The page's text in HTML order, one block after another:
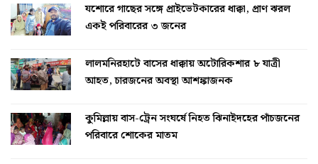
যশোরে গাছের সঙ্গে প্রাইভেটকারের ধাক্কা, প্রাণ ঝরল
একই পরিবারের ৩ জনের
লালমনিরহাটে বাসের ধাক্কায় অটোরিকশার ৮ যাত্রী
আহত, চারজনের অবস্থা আশঙ্কাজনক
কুমিল্লায় বাস-ট্রেন সংঘর্ষে নিহত ঝিনাইদহের পাঁচজনের
পরিবারে শোকের মাতম